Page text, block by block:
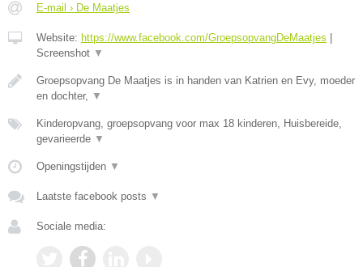
E-mail › De Maatjes
Website: https://www.facebook.com/GroepsopvangDeMaatjes |
Screenshot ▼
Groepsopvang De Maatjes is in handen van Katrien en Evy, moeder
en dochter,
▼
Kinderopvang, groepsopvang voor max 18 kinderen, Huisbereide,
gevarieerde ▼
Openingstijden ▼
Laatste facebook posts ▼
Sociale media: